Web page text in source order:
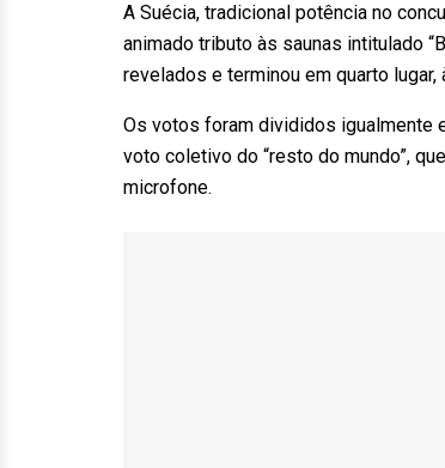
A Suécia, tradicional potência no
animado tributo às saunas intitulado
revelados e terminou em quarto lugar,
Os votos foram divididos igualmente
voto coletivo do “resto do mundo”,
microfone.